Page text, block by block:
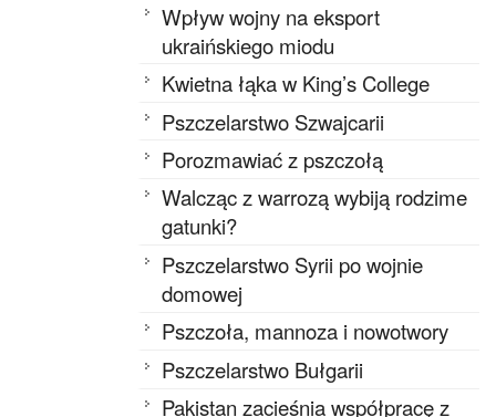
Wpływ wojny na eksport
ukraińskiego miodu
Kwietna łąka w King’s College
Pszczelarstwo Szwajcarii
Porozmawiać z pszczołą
Walcząc z warrozą wybiją rodzime
gatunki?
Pszczelarstwo Syrii po wojnie
domowej
Pszczoła, mannoza i nowotwory
Pszczelarstwo Bułgarii
Pakistan zacieśnia współpracę z